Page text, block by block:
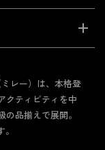
レー）は、本格登
クティビティを中
品揃えで展開。